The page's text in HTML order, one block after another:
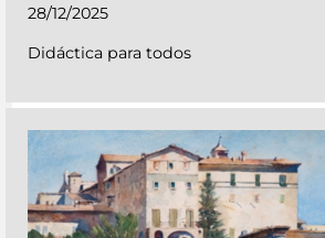
28/12/2025
Didáctica para todos